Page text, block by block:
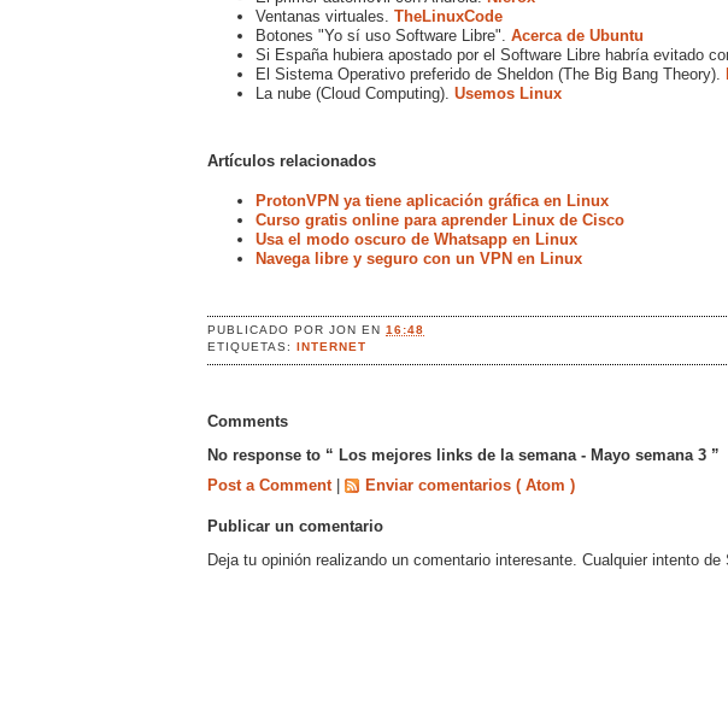
Ventanas virtuales. TheLinuxCode
Botones "Yo sí uso Software Libre". Acerca de Ubuntu
Si España hubiera apostado por el Software Libre habría evitado
El Sistema Operativo preferido de Sheldon (The Big Bang Theory).
La nube (Cloud Computing). Usemos Linux
Artículos relacionados
ProtonVPN ya tiene aplicación gráfica en Linux
Curso gratis online para aprender Linux de Cisco
Usa el modo oscuro de Whatsapp en Linux
Navega libre y seguro con un VPN en Linux
PUBLICADO PORJONEN16:48
ETIQUETAS:INTERNET
Comments
No response to “ Los mejores links de la semana - Mayo semana 3 ”
Post a Comment
Enviar comentarios ( Atom )
Publicar un comentario
Deja tu opinión realizando un comentario interesante. Cualquier intento